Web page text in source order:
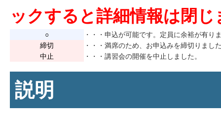
ックすると詳細情報は閉じ
○
・・・申込が可能です。定員に余裕が有り
締切
・・・満席のため、お申込みを締切りまし
中止
・・・講習会の開催を中止しました。
説明